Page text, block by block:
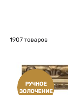
1907 товаров
РУЧНОЕ
ЗОЛОЧЕНИЕ